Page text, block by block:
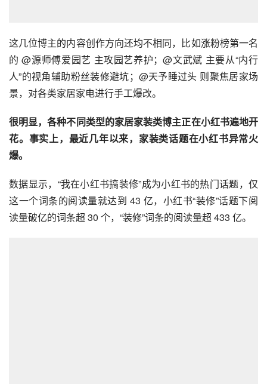
这几位博主的内容创作方向还均不相同，比如涨粉榜第一名
的 @源师傅爱园艺 主攻园艺养护；@文武斌 主要从“内行
人”的视角辅助粉丝装修避坑；@天予睡过头 则聚焦居家场
景，对各类家居家电进行手工爆改。
很明显，各种不同类型的家居家装类博主正在小红书遍地开
花。事实上，最近几年以来，家装类话题在小红书异常火
爆。
数据显示，“我在小红书搞装修”成为小红书的热门话题，仅
这一个词条的阅读量就达到 43 亿，小红书“装修”话题下阅
读量破亿的词条超 30 个，“装修”词条的阅读量超 433 亿。